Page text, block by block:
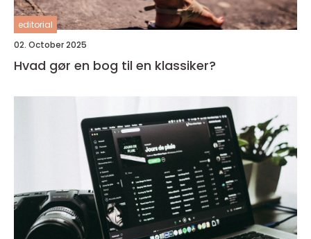
editorial
02. October 2025
Hvad gør en bog til en klassiker?